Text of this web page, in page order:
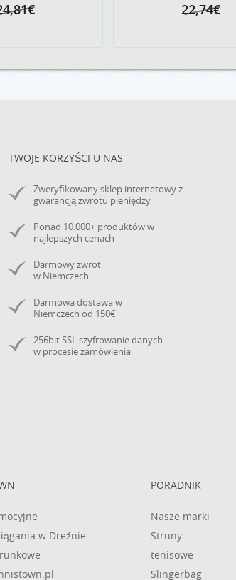
22,74€
TWOJE KORZYŚCI U NAS
Zweryfikowany sklep internetowy z
gwarancją zwrotu pieniędzy
Ponad 10.000+ produktów w
najlepszych cenach
Darmowy zwrot
w Niemczech
Darmowa dostawa w
Niemczech od 150€
256bit SSL szyfrowanie danych
w procesie zamówienia
w Dreźnie
PORADNIK
Nasze marki
Struny
tenisowe
Slingerbag